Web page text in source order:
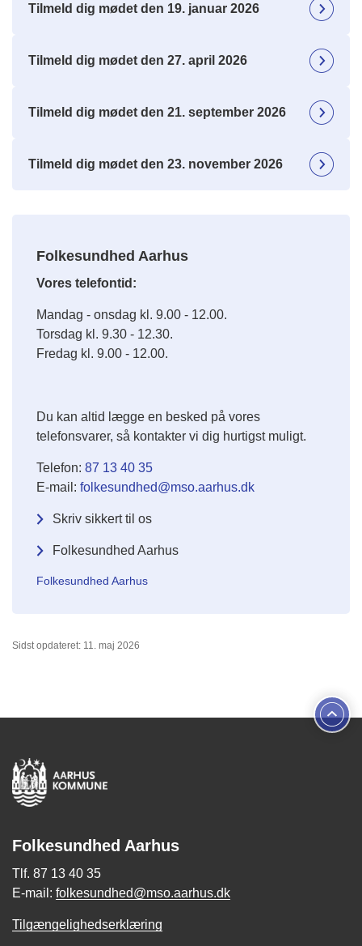
Tilmeld dig mødet den 19. januar 2026
Tilmeld dig mødet den 27. april 2026
Tilmeld dig mødet den 21. september 2026
Tilmeld dig mødet den 23. november 2026
Folkesundhed Aarhus
Vores telefontid:
Mandag - onsdag kl. 9.00 - 12.00.
Torsdag kl. 9.30 - 12.30.
Fredag kl. 9.00 - 12.00.
Du kan altid lægge en besked på vores
telefonsvarer, så kontakter vi dig hurtigst muligt.
Telefon: 87 13 40 35
E-mail: folkesundhed@mso.aarhus.dk
Skriv sikkert til os
Folkesundhed Aarhus
Folkesundhed Aarhus
Sidst opdateret: 11. maj 2026
Folkesundhed Aarhus
Tlf. 87 13 40 35
E-mail: folkesundhed@mso.aarhus.dk
Tilgængelighedserklæring